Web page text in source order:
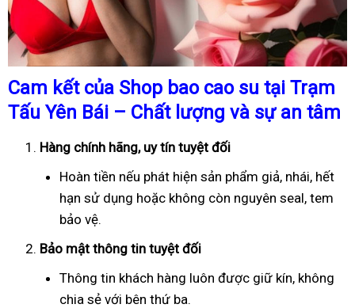
Cam kết của Shop bao cao su tại Trạm
Tấu Yên Bái – Chất lượng và sự an tâm
Hàng chính hãng, uy tín tuyệt đối
Hoàn tiền nếu phát hiện sản phẩm giả, nhái, hết
hạn sử dụng hoặc không còn nguyên seal, tem
bảo vệ.
Bảo mật thông tin tuyệt đối
Thông tin khách hàng luôn được giữ kín, không
chia sẻ với bên thứ ba.